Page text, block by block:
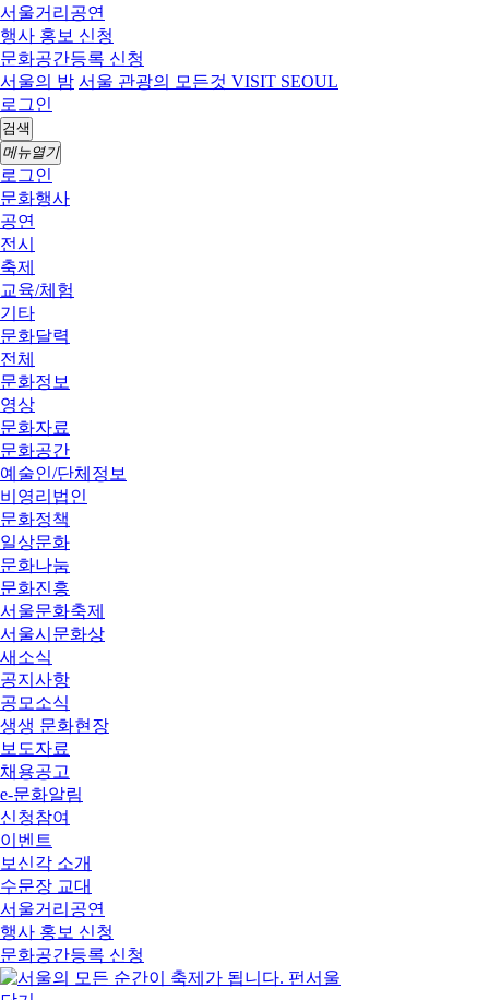
서울거리공연
행사 홍보 신청
문화공간등록 신청
서울의 밤 서울 관광의 모든것 VISIT SEOUL
로그인
검색
메뉴열기
로그인
문화행사
공연
전시
축제
교육/체험
기타
문화달력
전체
문화정보
영상
문화자료
문화공간
예술인/단체정보
비영리법인
문화정책
일상문화
문화나눔
문화진흥
서울문화축제
서울시문화상
새소식
공지사항
공모소식
생생 문화현장
보도자료
채용공고
e-문화알림
신청참여
이벤트
보신각 소개
수문장 교대
서울거리공연
행사 홍보 신청
문화공간등록 신청